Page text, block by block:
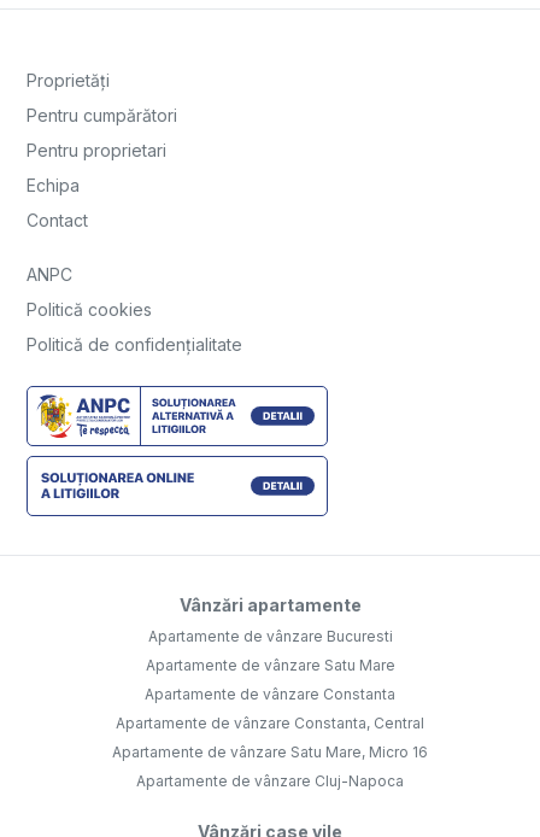
Proprietăți
Pentru cumpărători
Pentru proprietari
Echipa
Contact
ANPC
Politică cookies
Politică de confidențialitate
Vânzări apartamente
Apartamente de vânzare Bucuresti
Apartamente de vânzare Satu Mare
Apartamente de vânzare Constanta
Apartamente de vânzare Constanta, Central
Apartamente de vânzare Satu Mare, Micro 16
Apartamente de vânzare Cluj-Napoca
Vânzări case vile